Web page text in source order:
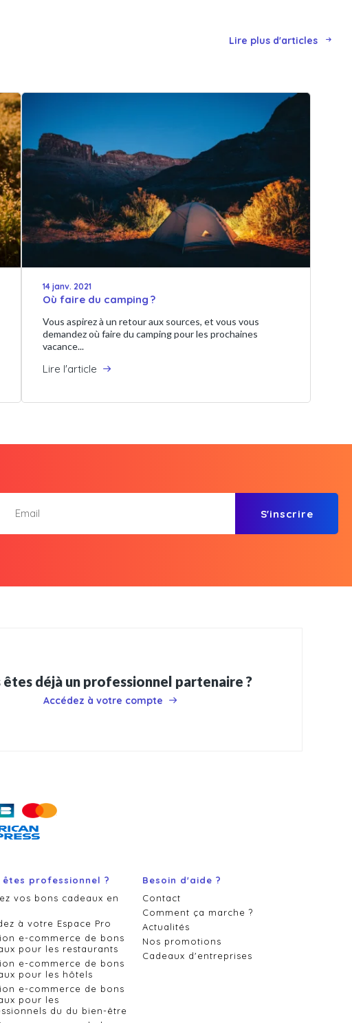
Lire plus d'articles
14 janv. 2021
Où faire du camping ?
Vous aspirez à un retour aux sources, et vous vous
demandez où faire du camping pour les prochaines
vacance...
Lire l'article
S'inscrire
êtes déjà un professionnel partenaire ?
Accédez à votre compte
êtes professionnel ?
vos bons cadeaux en
à votre Espace Pro
e-commerce de bons
pour les restaurants
e-commerce de bons
pour les hôtels
e-commerce de bons
pour les
du du bien-être
Besoin d'aide ?
Contact
Comment ça marche ?
Actualités
Nos promotions
Cadeaux d'entreprises